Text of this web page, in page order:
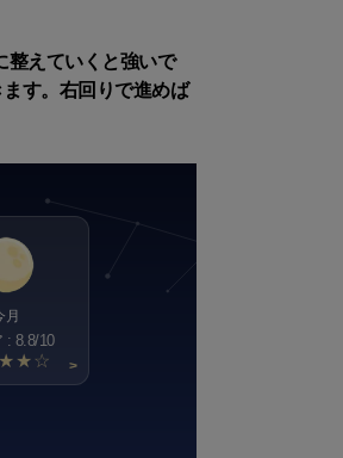
整えていくと強いで
す。右回りで進めば
月
: 8.8/10
>